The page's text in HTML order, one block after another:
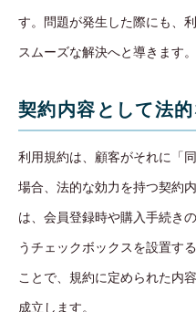
す。問題が発生した際にも、
スムーズな解決へと導きます。
契約内容として法的
利用規約は、顧客がそれに「
場合、法的な効力を持つ契約
は、会員登録時や購入手続き
うチェックボックスを設置す
ことで、規約に定められた内
成立します。